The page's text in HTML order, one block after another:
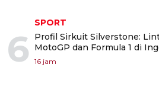
6
SPORT
Profil Sirkuit Silverstone:
MotoGP dan Formula 1 di
16 jam